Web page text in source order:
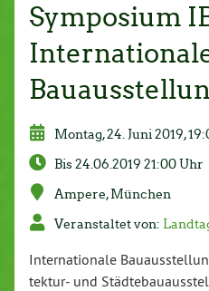
Symposium
Montag, 24. Juni 2019,
Bis 24.06.2019 21:00 Uhr
Ampere, München
Ver­an­stal­tet von:
In­ter­na­tio­na­le
tek­tur- und